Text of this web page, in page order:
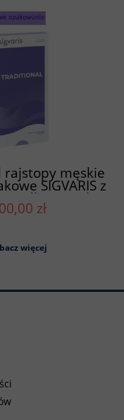
męskie
SIGVARIS z
- odkryte palce
zł
więcej